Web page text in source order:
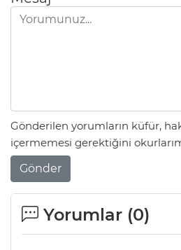
Gönderilen yorumların küfür,
içermemesi gerektiğini
Gönder
Yorumlar (0)